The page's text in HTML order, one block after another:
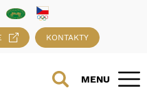
KONTAKTY
MENU